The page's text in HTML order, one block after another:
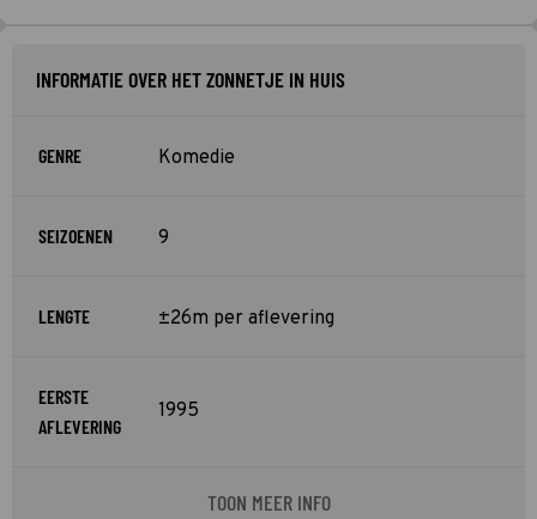
INFORMATIE OVER HET ZONNETJE IN HUIS
GENRE Komedie
SEIZOENEN 9
LENGTE ±26m per aflevering
EERSTE
AFLEVERING
1995
TOON MEER INFO